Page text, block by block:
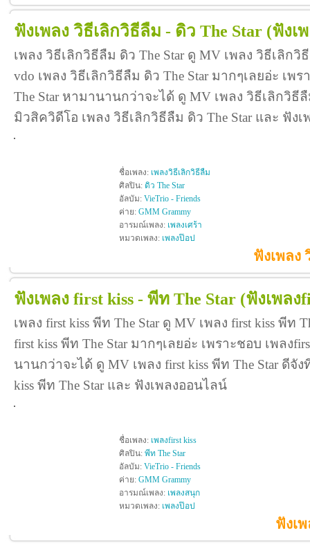
ฟังเพลง วิธีเลิกวิธีลืม - ดิว The Star (ฟังเ
เพลง วิธีเลิกวิธีลืม ดิว The Star ดู MV เพลง วิธีเลิกวิ
vdo เพลง วิธีเลิกวิธีลืม ดิว The Star มากๆเลยอ่ะ เพ
The Star หามานานกว่าจะได้ ดู MV เพลง วิธีเลิกวิธี
มิวสิควิดีโอ เพลง วิธีเลิกวิธีลืม ดิว The Star และ ฟัง
ชื่อเพลง: เพลงวิธีเลิกวิธีลืม
ศิลปิน: ดิว The Star
อัลบัม: VieTrio - Friends
ค่าย: GMM Grammy
อารมณ์เพลง: เพลงเศร้า
หมวดเพลง: เพลงป๊อป
ฟังเพลง
ฟังเพลง first kiss - พีท The Star (ฟังเพลง
เพลง first kiss พีท The Star ดู MV เพลง first kiss พีท
first kiss พีท The Star มากๆเลยอ่ะ เพราะชอบ เพลง
นานกว่าจะได้ ดู MV เพลง first kiss พีท The Star ดีจั
kiss พีท The Star และ ฟังเพลงออนไลน์
ชื่อเพลง: เพลงfirst kiss
ศิลปิน: พีท The Star
อัลบัม: VieTrio - Friends
ค่าย: GMM Grammy
อารมณ์เพลง: เพลงสนุก
หมวดเพลง: เพลงป๊อป
ฟังเ